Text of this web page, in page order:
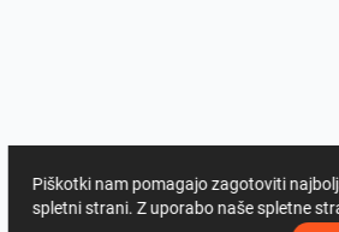
Piškotki nam pomagajo zagotoviti
spletni strani. Z uporabo naše spletne